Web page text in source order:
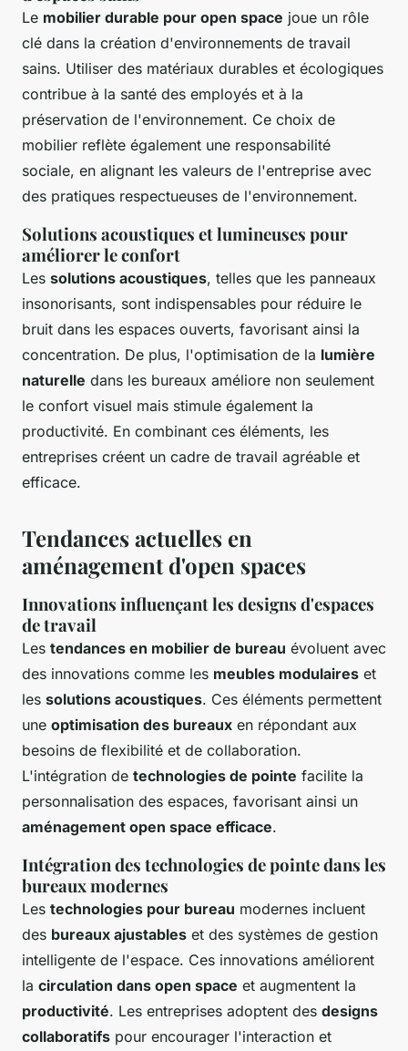
Le mobilier durable pour open space joue un rôle
clé dans la création d'environnements de travail
sains. Utiliser des matériaux durables et écologiques
contribue à la santé des employés et à la
préservation de l'environnement. Ce choix de
mobilier reflète également une responsabilité
sociale, en alignant les valeurs de l'entreprise avec
des pratiques respectueuses de l'environnement.
Solutions acoustiques et lumineuses pour
améliorer le confort
Les solutions acoustiques, telles que les panneaux
insonorisants, sont indispensables pour réduire le
bruit dans les espaces ouverts, favorisant ainsi la
concentration. De plus, l'optimisation de la lumière
naturelle dans les bureaux améliore non seulement
le confort visuel mais stimule également la
productivité. En combinant ces éléments, les
entreprises créent un cadre de travail agréable et
efficace.
Tendances actuelles en
aménagement d'open spaces
Innovations influençant les designs d'espaces
de travail
Les tendances en mobilier de bureau évoluent avec
des innovations comme les meubles modulaires et
les solutions acoustiques. Ces éléments permettent
une optimisation des bureaux en répondant aux
besoins de flexibilité et de collaboration.
L'intégration de technologies de pointe facilite la
personnalisation des espaces, favorisant ainsi un
aménagement open space efficace.
Intégration des technologies de pointe dans les
bureaux modernes
Les technologies pour bureau modernes incluent
des bureaux ajustables et des systèmes de gestion
intelligente de l'espace. Ces innovations améliorent
la circulation dans open space et augmentent la
productivité. Les entreprises adoptent des designs
collaboratifs pour encourager l'interaction et